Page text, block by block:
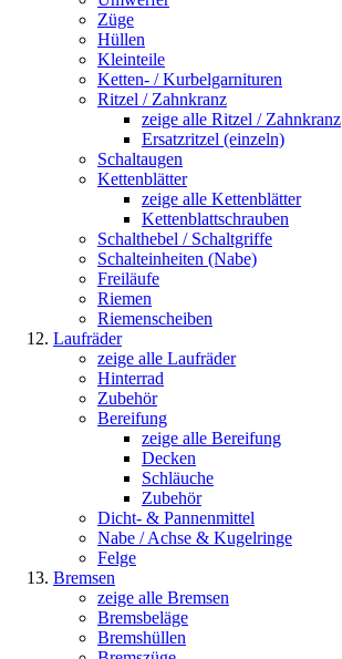
Züge
Hüllen
Kleinteile
Ketten- / Kurbelgarnituren
Ritzel / Zahnkranz
zeige alle Ritzel / Zahnkranz
Ersatzritzel (einzeln)
Schaltaugen
Kettenblätter
zeige alle Kettenblätter
Kettenblattschrauben
Schalthebel / Schaltgriffe
Schalteinheiten (Nabe)
Freiläufe
Riemen
Riemenscheiben
Laufräder
zeige alle Laufräder
Hinterrad
Zubehör
Bereifung
zeige alle Bereifung
Decken
Schläuche
Zubehör
Dicht- & Pannenmittel
Nabe / Achse & Kugelringe
Felge
Bremsen
zeige alle Bremsen
Bremsbeläge
Bremshüllen